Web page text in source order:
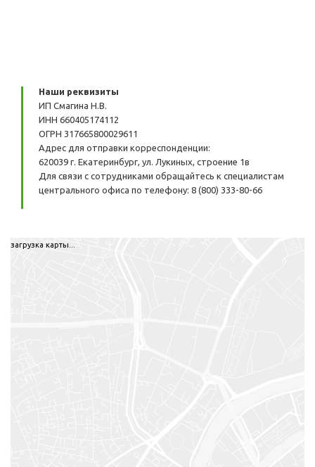
Наши реквизиты
ИП Смагина Н.В.
ИНН 660405174112
ОГРН 317665800029611
Адрес для отправки корреспонденции:
620039 г. Екатеринбург, ул. Лукиных, строение 1в
Для связи с сотрудниками обращайтесь к специалистам
центрального офиса по телефону: 8 (800) 333-80-66
загрузка карты...